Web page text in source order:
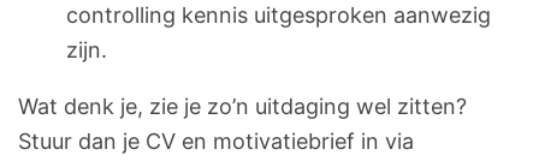
controlling kennis uitgesproken aanwezig
zijn.
Wat denk je, zie je zo’n uitdaging wel zitten?
Stuur dan je CV en motivatiebrief in via